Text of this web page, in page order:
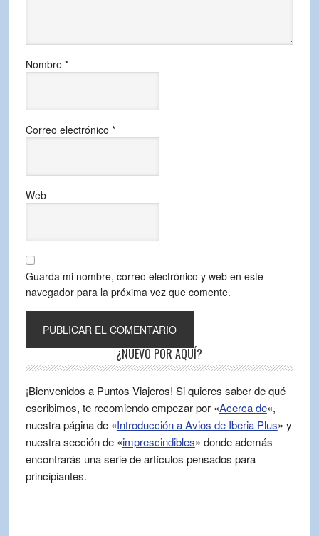
Nombre *
Correo electrónico *
Web
Guarda mi nombre, correo electrónico y web en este
navegador para la próxima vez que comente.
¿NUEVO POR AQUÍ?
¡Bienvenidos a Puntos Viajeros! Si quieres saber de qué
escribimos, te recomiendo empezar por «Acerca de«,
nuestra página de «Introducción a Avios de Iberia Plus» y
nuestra sección de «imprescindibles» donde además
encontrarás una serie de artículos pensados para
principiantes.